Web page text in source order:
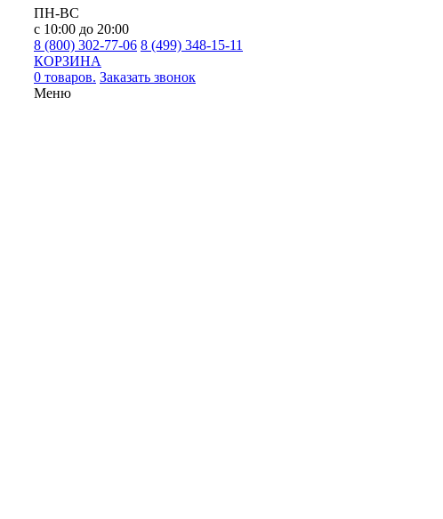
ПН-ВС
с 10:00 до 20:00
8 (800) 302-77-06 8 (499) 348-15-11
КОРЗИНА
0 товаров. Заказать звонок
Меню